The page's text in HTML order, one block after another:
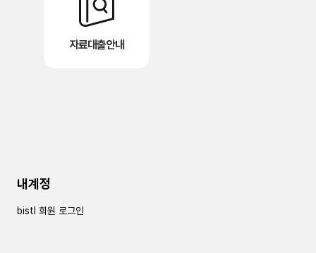
자료대출안내
내계정
bistl 회원 로그인